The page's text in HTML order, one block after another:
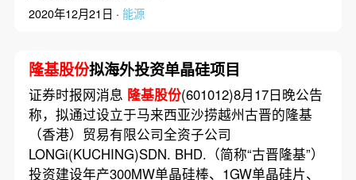
2020年12月21日 · 能源
隆基股份拟海外投资单晶硅项目
证券时报网消息 隆基股份(601012)8月17日晚公告
称，拟通过设立于马来西亚沙捞越州古晋的隆基
（香港）贸易有限公司全资子公司
LONGi(KUCHING)SDN. BHD.（简称“古晋隆基”）
投资建设年产300MW单晶硅棒、1GW单晶硅片、